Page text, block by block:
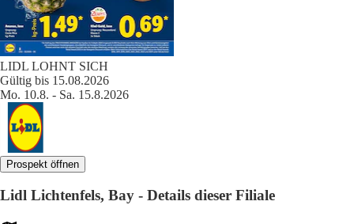
LIDL LOHNT SICH
Gültig bis 15.08.2026
Mo. 10.8. - Sa. 15.8.2026
Prospekt öffnen
Lidl Lichtenfels, Bay - Details dieser Filiale